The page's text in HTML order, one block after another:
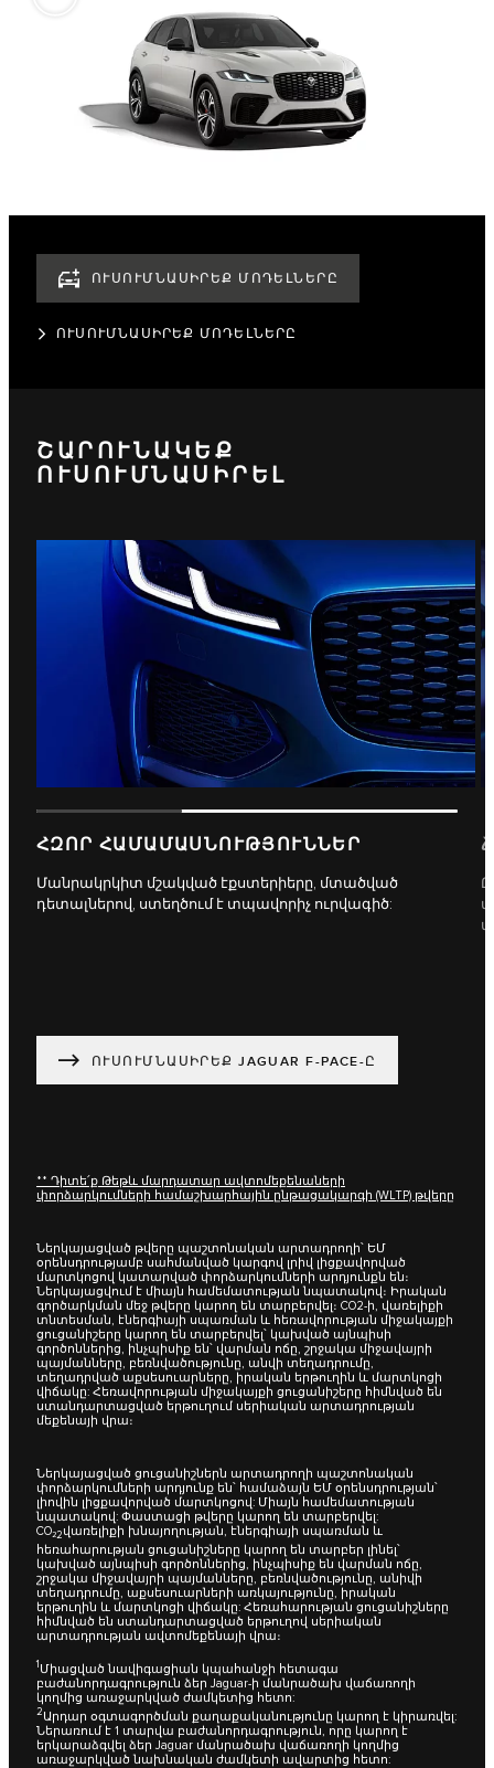
ՈՒՍՈՒՄՆԱՍԻՐԵՔ ՄՈԴԵԼՆԵՐԸ
ՈՒՍՈՒՄՆԱՍԻՐԵՔ ՄՈԴԵԼՆԵՐԸ
ՇԱՐՈՒՆԱԿԵՔ
ՈՒՍՈՒՄՆԱՍԻՐԵԼ
ՀԶՈՐ ՀԱՄԱՄԱՍՆՈՒԹՅՈՒՆՆԵՐ
Մանրակրկիտ մշակված էքստերիերը, մտածված
դետալներով, ստեղծում է տպավորիչ ուրվագիծ:
ՈՒՍՈՒՄՆԱՍԻՐԵՔ JAGUAR F-PACE-Ը
** Դիտե՛ք Թեթև մարդատար ավտոմեքենաների
փորձարկումների համաշխարհային ընթացակարգի (WLTP) թվերը
Ներկայացված թվերը պաշտոնական արտադրողի՝ ԵՄ
օրենսդրությամբ սահմանված կարգով լրիվ լիցքավորված
մարտկոցով կատարված փորձարկումների արդյունքն են։
Ներկայացվում է միայն համեմատության նպատակով։ Իրական
գործարկման մեջ թվերը կարող են տարբերվել։ CO2-ի, վառելիքի
տնտեսման, էներգիայի սպառման և հեռավորության միջակայքի
ցուցանիշերը կարող են տարբերվել՝ կախված այնպիսի
գործոններից, ինչպիսիք են՝ վարման ոճը, շրջակա միջավայրի
պայմանները, բեռնվածությունը, անվի տեղադրումը,
տեղադրված աքսեսուարները, իրական երթուղին և մարտկոցի
վիճակը: Հեռավորության միջակայքի ցուցանիշերը հիմնված են
ստանդարտացված երթուղում սերիական արտադրության
մեքենայի վրա։
Ներկայացված ցուցանիշներն արտադրողի պաշտոնական
փորձարկումների արդյունք են՝ համաձայն ԵՄ օրենսդրության՝
լիովին լիցքավորված մարտկոցով: Միայն համեմատության
նպատակով: Փաստացի թվերը կարող են տարբերվել:
CO₂2վառելիքի խնայողության, էներգիայի սպառման և
հեռահարության ցուցանիշները կարող են տարբեր լինել՝
կախված այնպիսի գործոններից, ինչպիսիք են վարման ոճը,
շրջակա միջավայրի պայմանները, բեռնվածությունը, անիվի
տեղադրումը, աքսեսուարների առկայությունը, իրական
երթուղին և մարտկոցի վիճակը: Հեռահարության ցուցանիշները
հիմնված են ստանդարտացված երթուղով սերիական
արտադրության ավտոմեքենայի վրա։
1Միացված նավիգացիան կպահանջի հետագա
բաժանորդագրություն ձեր Jaguar-ի մանրածախ վաճառողի
կողմից առաջարկված ժամկետից հետո:
2Արդար օգտագործման քաղաքականությունը կարող է կիրառվել:
Ներառում է 1 տարվա բաժանորդագրություն, որը կարող է
երկարաձգվել ձեր Jaguar մանրածախ վաճառողի կողմից
առաջարկված նախնական ժամկետի ավարտից հետո: